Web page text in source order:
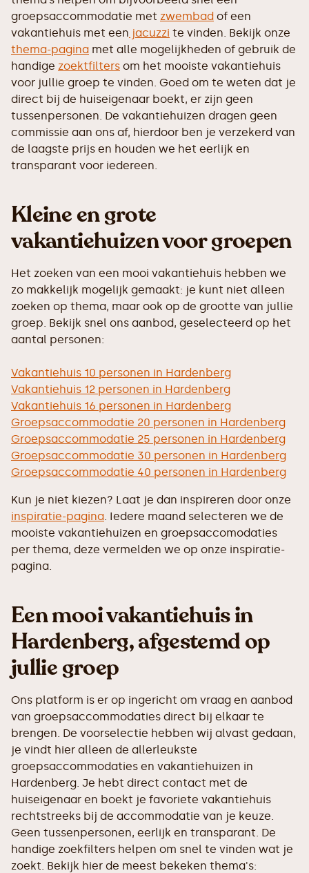
groepsaccommodatie met zwembad of een
vakantiehuis met een jacuzzi te vinden. Bekijk onze
thema-pagina met alle mogelijkheden of gebruik de
handige zoektfilters om het mooiste vakantiehuis
voor jullie groep te vinden. Goed om te weten dat je
direct bij de huiseigenaar boekt, er zijn geen
tussenpersonen. De vakantiehuizen dragen geen
commissie aan ons af, hierdoor ben je verzekerd van
de laagste prijs en houden we het eerlijk en
transparant voor iedereen.
Kleine en grote
vakantiehuizen voor groepen
Het zoeken van een mooi vakantiehuis hebben we
zo makkelijk mogelijk gemaakt: je kunt niet alleen
zoeken op thema, maar ook op de grootte van jullie
groep. Bekijk snel ons aanbod, geselecteerd op het
aantal personen:
Vakantiehuis 10 personen in Hardenberg
Vakantiehuis 12 personen in Hardenberg
Vakantiehuis 16 personen in Hardenberg
Groepsaccommodatie 20 personen in Hardenberg
Groepsaccommodatie 25 personen in Hardenberg
Groepsaccommodatie 30 personen in Hardenberg
Groepsaccommodatie 40 personen in Hardenberg
Kun je niet kiezen? Laat je dan inspireren door onze
inspiratie-pagina. Iedere maand selecteren we de
mooiste vakantiehuizen en groepsaccomodaties
per thema, deze vermelden we op onze inspiratie-
pagina.
Een mooi vakantiehuis in
Hardenberg, afgestemd op
jullie groep
Ons platform is er op ingericht om vraag en aanbod
van groepsaccommodaties direct bij elkaar te
brengen. De voorselectie hebben wij alvast gedaan,
je vindt hier alleen de allerleukste
groepsaccommodaties en vakantiehuizen in
Hardenberg. Je hebt direct contact met de
huiseigenaar en boekt je favoriete vakantiehuis
rechtstreeks bij de accommodatie van je keuze.
Geen tussenpersonen, eerlijk en transparant. De
handige zoekfilters helpen om snel te vinden wat je
zoekt. Bekijk hier de meest bekeken thema's: